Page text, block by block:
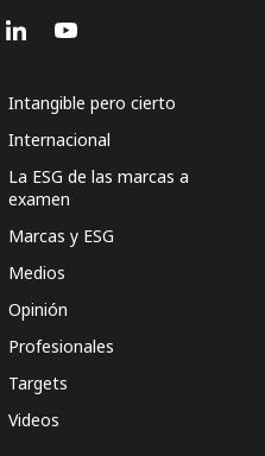
Intangible pero cierto
Internacional
La ESG de las marcas a
examen
Marcas y ESG
Medios
Opinión
Profesionales
Targets
Videos